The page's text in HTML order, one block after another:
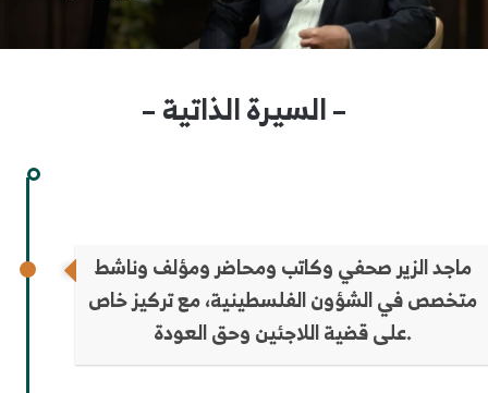
– السيرة الذاتية –
ماجد الزير صحفي وكاتب ومحاضر ومؤلف وناشط
متخصص في الشؤون الفلسطينية، مع تركيز خاص
على قضية اللاجئين وحق العودة.